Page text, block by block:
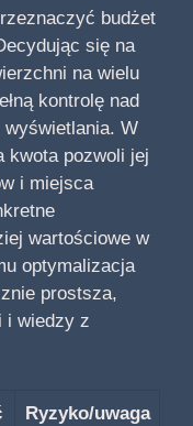
budżet
się na
na wielu
kontrolę nad
W
kwota pozwoli jej
i miejsca
wartościowe w
optymalizacja
prostsza,
i wiedzy z
Ryzyko/uwaga